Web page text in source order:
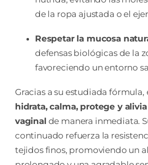
de la ropa ajustada o el
Respetar la mucosa
defensas biológicas de la
favoreciendo un entorno
Gracias a su estudiada
hidrata, calma, protege y
vaginal de manera inmediata.
continuado refuerza la
tejidos finos, promoviendo un